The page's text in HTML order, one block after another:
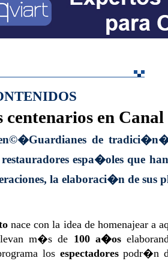
centenarios en
de
espa�oles que
la elaboraci�n de
nace con la idea de homenajear a
m�s de 100 a�os
los espectadorespodr�n